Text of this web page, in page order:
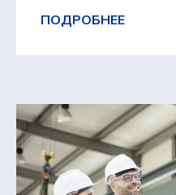
ПОДРОБНЕЕ